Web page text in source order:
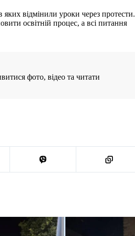
яких відмінили уроки через протести.
освітній процес, а всі питання
фото, відео та читати